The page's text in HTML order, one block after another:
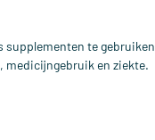
supplementen te gebruiken
medicijngebruik en ziekte.